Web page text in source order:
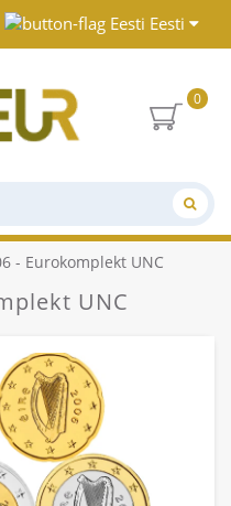
Eesti
0
- Eurokomplekt UNC
UNC